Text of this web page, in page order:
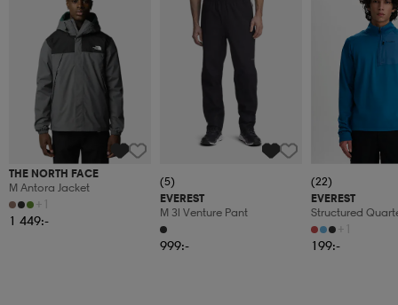
THE NORTH FACE
M Antora Jacket
+1
1 449:-
(5)
EVEREST
M 3l Venture Pant
999:-
(22)
EVEREST
Structured
Funktionströja,
+1
199:-